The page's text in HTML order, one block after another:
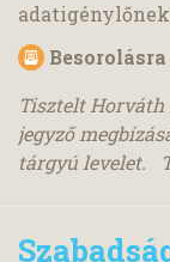
Tisztelt
jegyző
tárgyú levelet.